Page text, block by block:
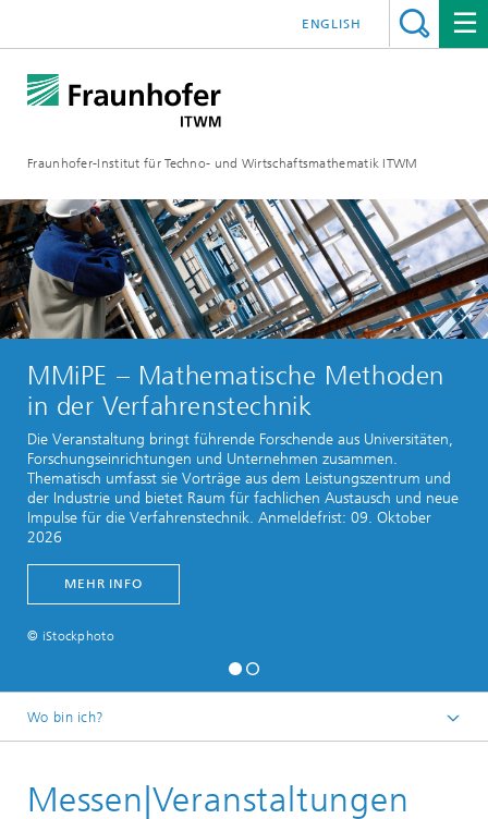
Fraunhofer-Institut für Techno- und Wirtschaftsmathematik ITWM
ENGLISH
MMiPE – Mathematische Methoden
in der Verfahrenstechnik
Die Veranstaltung bringt führende Forschende aus Universitäten,
Forschungseinrichtungen und Unternehmen zusammen.
Thematisch umfasst sie Vorträge aus dem Leistungszentrum und
der Industrie und bietet Raum für fachlichen Austausch und neue
Impulse für die Verfahrenstechnik. Anmeldefrist: 09. Oktober
2026
MEHR INFO
© iStockphoto
Wo bin ich?
Messen|Veranstaltungen